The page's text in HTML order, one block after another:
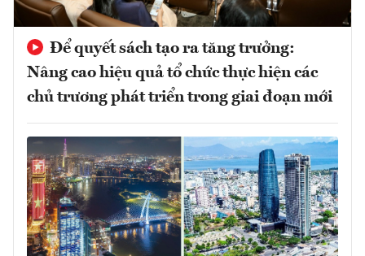
Để quyết sách tạo ra tăng trưởng:
Nâng cao hiệu quả tổ chức thực hiện các
chủ trương phát triển trong giai đoạn mới